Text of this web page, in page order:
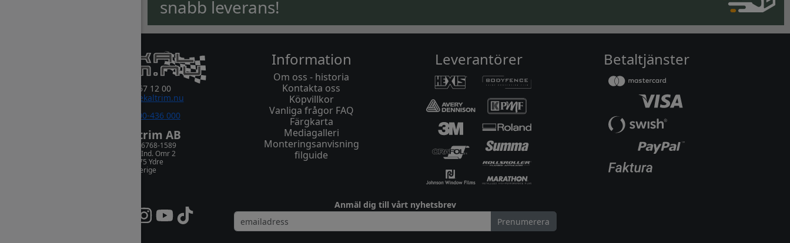
snabb leverans!
0381-67 12 00
order@dekaltrim.nu
0700-436 000
Dekaltrim AB
Orgnr. 556768-1589
Rydsnäs Ind. Omr 2
573 75 Ydre
Sverige
Information
Om oss - historia
Kontakta oss
Köpvillkor
Vanliga frågor FAQ
Färgkarta
Mediagalleri
Monteringsanvisning
filguide
Leverantörer Betaltjänster
Anmäl dig till vårt nyhetsbrev
Prenumerera